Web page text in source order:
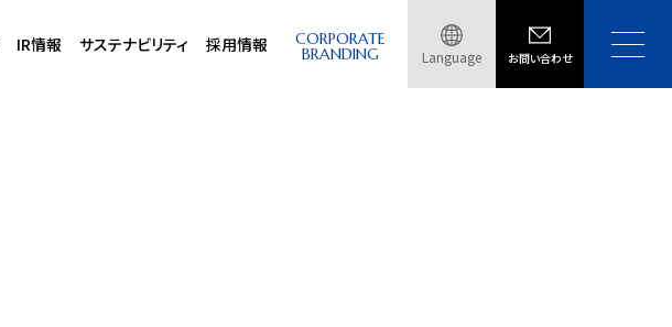
IR情報 サステナビリティ 採用情報 CORPORATE
BRANDING Language お問い合わせ